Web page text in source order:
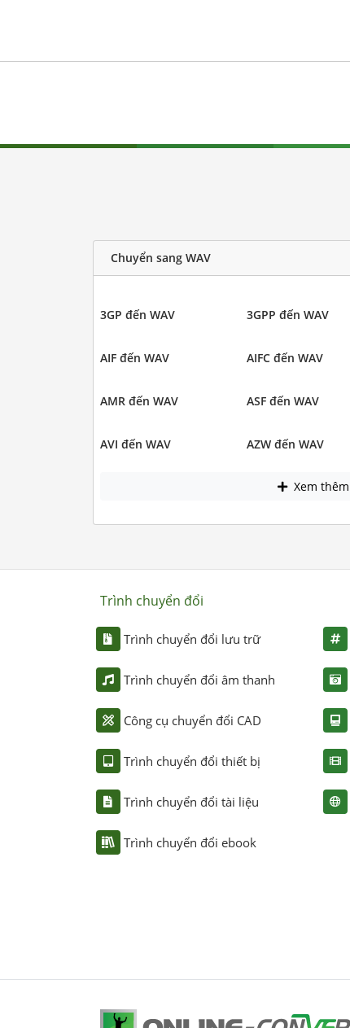
Chuyển sang WAV
3GP đến WAV 3GPP đến WAV
AIF đến WAV AIFC đến WAV
AMR đến WAV ASF đến WAV
AVI đến WAV AZW đến WAV
Xem thêm
Trình chuyển đổi
Trình chuyển đổi lưu trữ
Trình chuyển đổi âm thanh
Công cụ chuyển đổi CAD
Trình chuyển đổi thiết bị
Trình chuyển đổi tài liệu
Trình chuyển đổi ebook